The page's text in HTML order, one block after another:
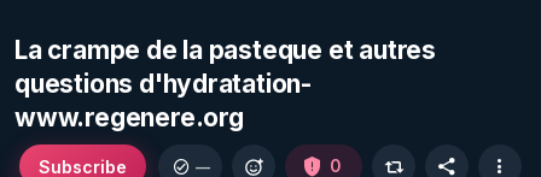
La crampe de la pasteque et autres
questions d'hydratation-
www.regenere.org
Subscribe — 0